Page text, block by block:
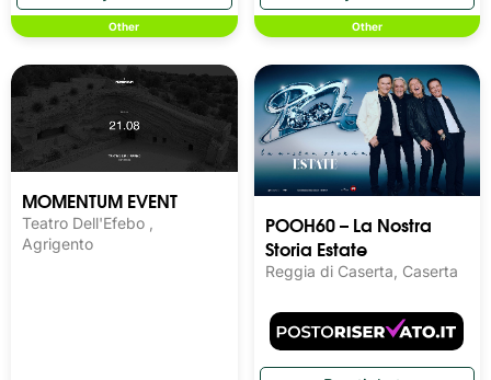
Other Other
MOMENTUM EVENT
Teatro Dell'Efebo ,
Agrigento
POOH60 – La Nostra
Storia Estate
Reggia di Caserta, Caserta